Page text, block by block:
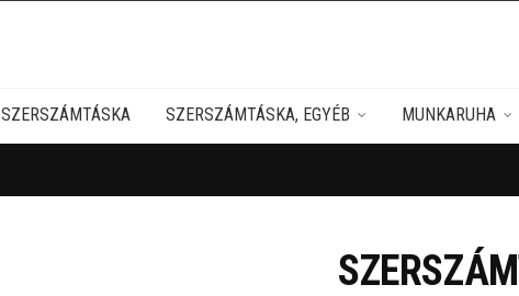
SZERSZÁMTÁSKA SZERSZÁMTÁSKA, EGYÉB MUNKARUHA